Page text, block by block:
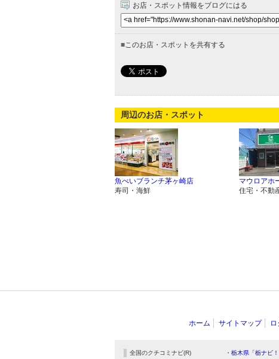
お店・スポット情報をブログにはる
■ このお店・スポットを共有する
周辺のお店・スポット
魚べいブランチ茅ヶ崎店
寿司・海鮮
マウロアホ
住宅・不動
ホーム サイトマップ
全国のクチコミナビ(R) ・栃木県「栃ナビ！